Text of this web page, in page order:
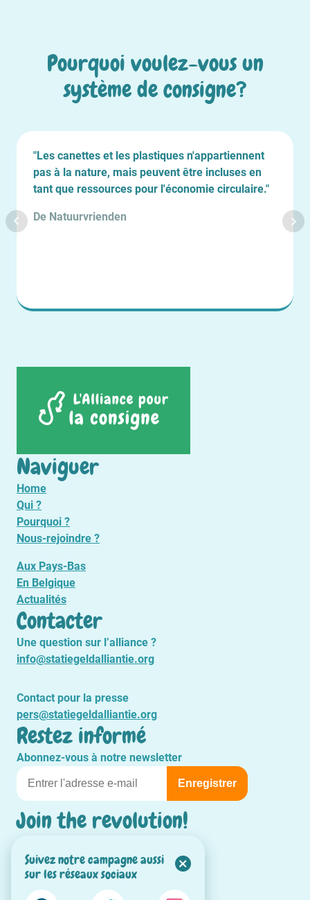
Suivez notre campagne aussi
sur les réseaux sociaux
Pourquoi voulez-vous un
système de consigne?
"Les canettes et les plastiques n'appartiennent
pas à la nature, mais peuvent être incluses en
tant que ressources pour l'économie circulaire."
De Natuurvrienden
Naviguer
Home
Qui ?
Pourquoi ?
Nous-rejoindre ?
Aux Pays-Bas
En Belgique
Actualités
Contacter
Une question sur l’alliance ?
info@statiegeldalliantie.org
Contact pour la presse
pers@statiegeldalliantie.org
Restez informé
Abonnez-vous à notre newsletter
Join the revolution!
#ConsigneYesWeCan